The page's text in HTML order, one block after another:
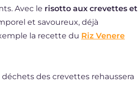
Avec le risotto aux crevettes et
et savoureux, déjà
la recette du Riz Venere
déchets des crevettes rehaussera